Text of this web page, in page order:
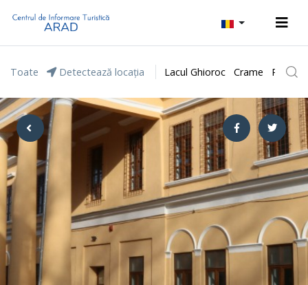
Toate Detectează locația Lacul Ghioroc Crame Parcul